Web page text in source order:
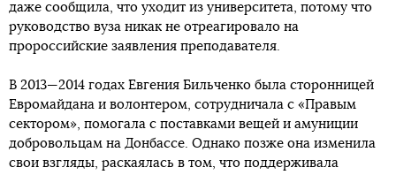
даже сообщила, что уходит из университета, потому что
руководство вуза никак не отреагировало на
пророссийские заявления преподавателя.
В 2013—2014 годах Евгения Бильченко была сторонницей
Евромайдана и волонтером, сотрудничала с «Правым
сектором», помогала с поставками вещей и амуниции
добровольцам на Донбассе. Однако позже она изменила
свои взгляды, раскаялась в том, что поддерживала